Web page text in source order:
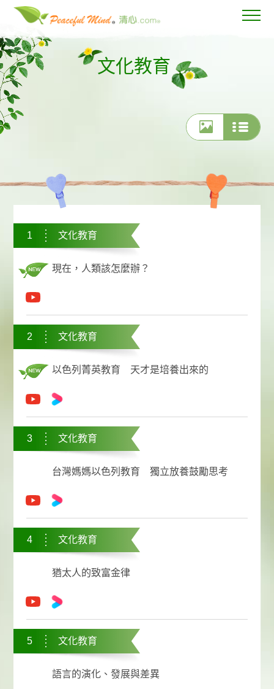
文化教育
1 文化教育
現在，人類該怎麼辦？
2 文化教育
以色列菁英教育 天才是培養出來的
3 文化教育
台灣媽媽以色列教育 獨立放養鼓勵思考
4 文化教育
猶太人的致富金律
5 文化教育
語言的演化、發展與差異